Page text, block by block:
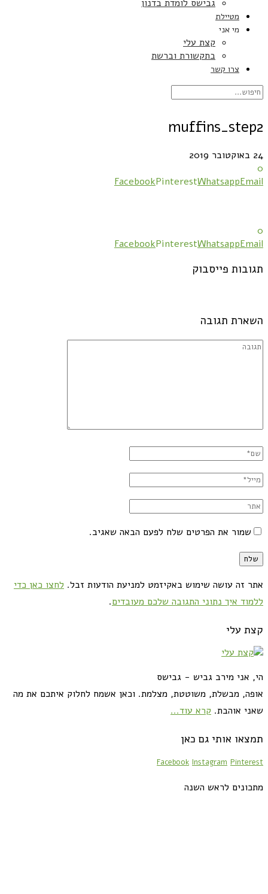
גבישס לומדת בדנון
מטיילת
מי אני
קצת עלי
בתקשורת וברשת
צרו קשר
muffins_step2
24 באוקטובר 2019
0
FacebookPinterestWhatsappEmail
0
FacebookPinterestWhatsappEmail
תגובות פייסבוק
השארת תגובה
שמור את הפרטים שלח לפעם הבאה שאגיב.
אתר זה עושה שימוש באקיזמט למניעת הודעות זבל. לחצו כאן כדי
ללמוד איך נתוני התגובה שלכם מעובדים.
קצת עלי
הי, אני מירב גביש - גבישס
אופה, מבשלת, משוטטת, מצלמת. וכאן אשמח לחלוק איתכם את מה
שאני אוהבת. קרא עוד...
תמצאו אותי גם כאן
Facebook Instagram Pinterest
מתכונים לראש השנה